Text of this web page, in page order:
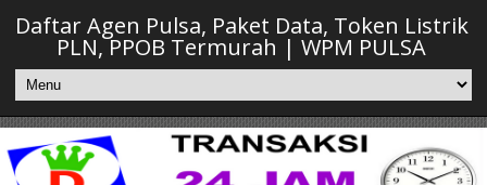
Daftar Agen Pulsa, Paket Data, Token Listrik
PLN, PPOB Termurah | WPM PULSA